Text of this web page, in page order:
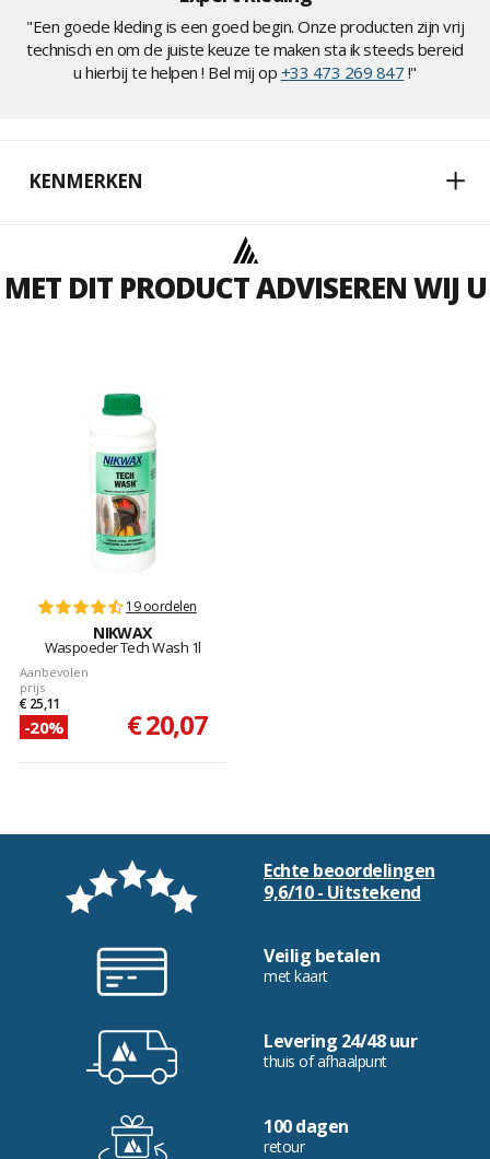
"Een goede kleding is een goed begin. Onze producten zijn vrij
technisch en om de juiste keuze te maken sta ik steeds bereid
u hierbij te helpen ! Bel mij op +33 473 269 847 !"
KENMERKEN
MET DIT PRODUCT ADVISEREN WIJ U
19 oordelen
NIKWAX
Waspoeder Tech Wash 1l
Aanbevolen
prijs
€ 25,11
-20% € 20,07
Echte beoordelingen
9,6/10 - Uitstekend
Veilig betalen
met kaart
Levering 24/48 uur
thuis of afhaalpunt
100 dagen
retour